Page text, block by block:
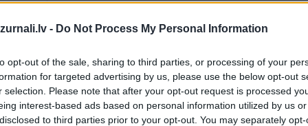
- Do Not Process My Personal Information
opt-out of the sale, sharing to third parties, or processing of your
for targeted advertising by us, please use the below opt-out
selection. Please note that after your opt-out request is processed
interest-based ads based on personal information utilized by us
to third parties prior to your opt-out. You may separately
Drukāts izdevums
Abonēšanas perioda sākums:
2026. gada septembris